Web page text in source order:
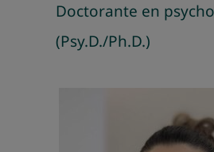
Doctorante en
(Psy.D./Ph.D.)